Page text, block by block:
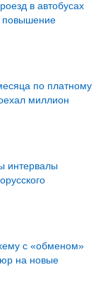
в автобусах
повышение
по платному
миллион
интервалы
с «обменом»
на новые